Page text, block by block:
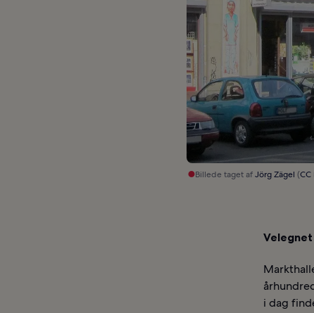
Billede taget afJörg Zägel (CC
i dag